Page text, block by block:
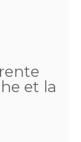
et la